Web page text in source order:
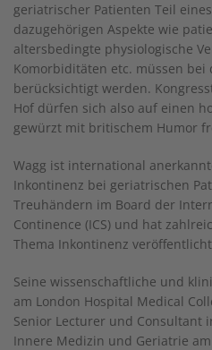
geriatrischer Patienten Teil
dazugehörigen Aspekte wie
altersbedingte physiologische
Komorbiditäten etc. müssen
berücksichtigt werden.
Hof dürfen sich also auf einen
gewürzt mit britischem Humor
Wagg ist international
Inkontinenz bei geriatrischen
Treuhändern im Board der
Continence (ICS) und hat
Thema Inkontinenz
Seine wissenschaftliche und
am London Hospital Medical
Senior Lecturer und Consultant
Innere Medizin und Geriatrie